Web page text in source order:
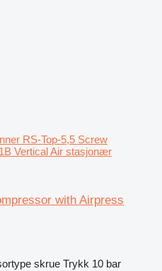
RS-Top-5,5 Screw
Vertical Air stasjonær
with Airpress
skrue Trykk 10 bar